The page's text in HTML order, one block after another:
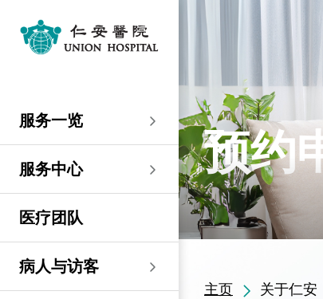
服务一览
服务一览
急症及门诊
专科服务
专科服务
妇产科／生殖医学
妇产科／生殖医学
妇产科
生殖医学科
外科
外科
乳房健康
泌尿外科
心胸肺外科
整形外科
骨科
内科
肠胃肝脏科
呼吸系统科
内分泌及糖尿科
肾科
肿瘤科
儿科
小儿外科及小儿泌尿科
过敏专科服务
其他医疗服务
其他医疗服务
健康检查
疫苗注射
物理治疗
言语治疗
服务中心
服务中心
大围仁安医院
仁安微创中心
儿科/婴儿健康中心
乳房保健及治疗中心
仁安内视镜及日间手
尖沙咀 H Zentre
尖沙咀 H Zentre
仁安肿瘤中心
仁安医疗造影体检中
心
尖沙咀美丽华广场
尖沙咀美丽华广场
仁安植发中心
仁安医院分科诊所 (尖
沙咀)
仁安医院分科诊所 (尖
仁安医院分科诊所 (尖
沙咀) 内视镜及日间治
分科诊所
分科诊所
沙咀)
仁安医院分科诊所 (将
军澳)
仁安医院分科诊所
仁安医院分科诊所
医疗团队
病人与访客
病人与访客
入院准备
留院指南
部门服务时间
恶劣天气安排
病人权益
病人权益
病人与家庭委员会
意见回馈
健康资讯
健康资讯
小册子
服务收费及套餐
医疗券计划
医护专区
费用预算
费用预算
度的先导计划
住院及手术费用预计表
服务费用预算
休假通知只适用于V-
CODE医生
护士训练学校
关于仁安
仁安概览
纪念日志
医学研究
认证及奖项
仁心仁术慈善计划
资讯中心
资讯中心
新闻稿
专栏文章
小册子
感染控制
职位空缺
联络我们
位置及交通
意见回馈
其他查询
预约
主页 关于仁安